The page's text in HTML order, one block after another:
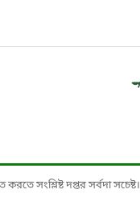
সংশ্লিষ্ট দপ্তর সর্বদা সচেষ্ট।